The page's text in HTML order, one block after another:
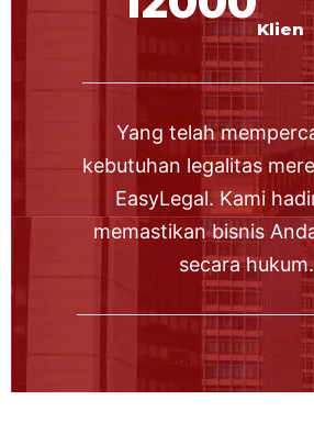
Klien
Yang telah
kebutuhan legalitas
EasyLegal. Kami
memastikan bisnis
secara hukum.